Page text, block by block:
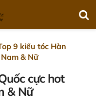
9 kiểu tóc Hàn
& Nữ
cực hot
& Nữ